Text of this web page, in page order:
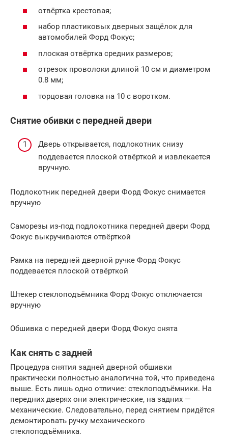
отвёртка крестовая;
набор пластиковых дверных защёлок для
автомобилей Форд Фокус;
плоская отвёртка средних размеров;
отрезок проволоки длиной 10 см и диаметром
0.8 мм;
торцовая головка на 10 с воротком.
Снятие обивки с передней двери
Дверь открывается, подлокотник снизу
поддевается плоской отвёрткой и извлекается
вручную.
Подлокотник передней двери Форд Фокус снимается
вручную
Саморезы из-под подлокотника передней двери Форд
Фокус выкручиваются отвёрткой
Рамка на передней дверной ручке Форд Фокус
поддевается плоской отвёрткой
Штекер стеклоподъёмника Форд Фокус отключается
вручную
Обшивка с передней двери Форд Фокус снята
Как снять с задней
Процедура снятия задней дверной обшивки
практически полностью аналогична той, что приведена
выше. Есть лишь одно отличие: стеклоподъёмники. На
передних дверях они электрические, на задних —
механические. Следовательно, перед снятием придётся
демонтировать ручку механического
стеклоподъёмника.